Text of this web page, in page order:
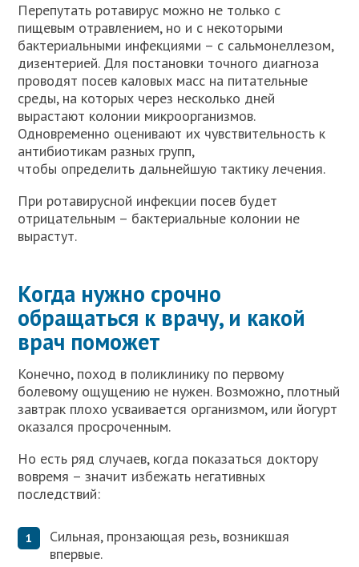
Перепутать ротавирус можно не только с
пищевым отравлением, но и с некоторыми
бактериальными инфекциями – с сальмонеллезом,
дизентерией. Для постановки точного диагноза
проводят посев каловых масс на питательные
среды, на которых через несколько дней
вырастают колонии микроорганизмов.
Одновременно оценивают их чувствительность к
антибиотикам разных групп,
чтобы определить дальнейшую тактику лечения.
При ротавирусной инфекции посев будет
отрицательным – бактериальные колонии не
вырастут.
Когда нужно срочно
обращаться к врачу, и какой
врач поможет
Конечно, поход в поликлинику по первому
болевому ощущению не нужен. Возможно, плотный
завтрак плохо усваивается организмом, или йогурт
оказался просроченным.
Но есть ряд случаев, когда показаться доктору
вовремя – значит избежать негативных
последствий:
Сильная, пронзающая резь, возникшая
впервые.